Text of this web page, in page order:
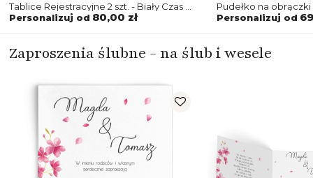
Tablice Rejestracyjne 2 szt. - Biały Czas -
Motyw 3
Personalizuj od 80,00 zł
Pudełko na obrączki
Motyw 3
Personalizuj od
Zaproszenia ślubne - na ślub i wesele